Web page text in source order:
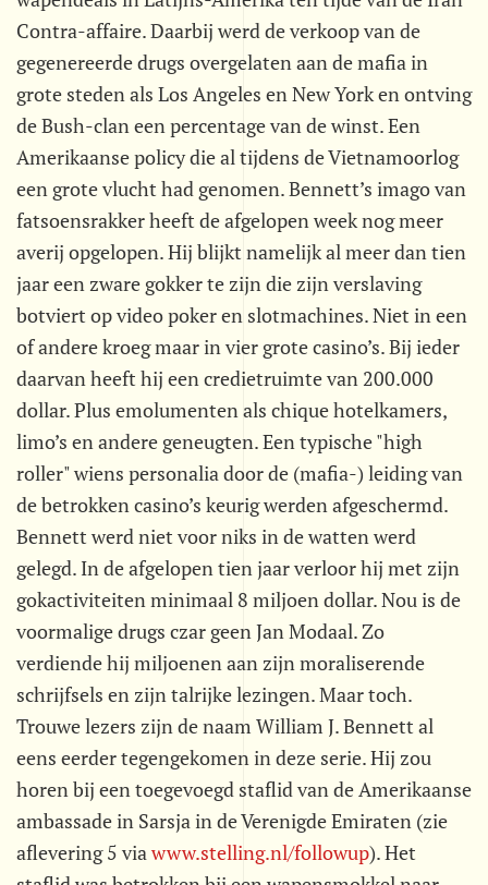
Contra-affaire. Daarbij werd de verkoop van de
gegenereerde drugs overgelaten aan de mafia in
grote steden als Los Angeles en New York en ontving
de Bush-clan een percentage van de winst. Een
Amerikaanse policy die al tijdens de Vietnamoorlog
een grote vlucht had genomen. Bennett’s imago van
fatsoensrakker heeft de afgelopen week nog meer
averij opgelopen. Hij blijkt namelijk al meer dan tien
jaar een zware gokker te zijn die zijn verslaving
botviert op video poker en slotmachines. Niet in een
of andere kroeg maar in vier grote casino’s. Bij ieder
daarvan heeft hij een credietruimte van 200.000
dollar. Plus emolumenten als chique hotelkamers,
limo’s en andere geneugten. Een typische "high
roller" wiens personalia door de (mafia-) leiding van
de betrokken casino’s keurig werden afgeschermd.
Bennett werd niet voor niks in de watten werd
gelegd. In de afgelopen tien jaar verloor hij met zijn
gokactiviteiten minimaal 8 miljoen dollar. Nou is de
voormalige drugs czar geen Jan Modaal. Zo
verdiende hij miljoenen aan zijn moraliserende
schrijfsels en zijn talrijke lezingen. Maar toch.
Trouwe lezers zijn de naam William J. Bennett al
eens eerder tegengekomen in deze serie. Hij zou
horen bij een toegevoegd staflid van de Amerikaanse
ambassade in Sarsja in de Verenigde Emiraten (zie
aflevering 5 viawww.stelling.nl/followup). Het